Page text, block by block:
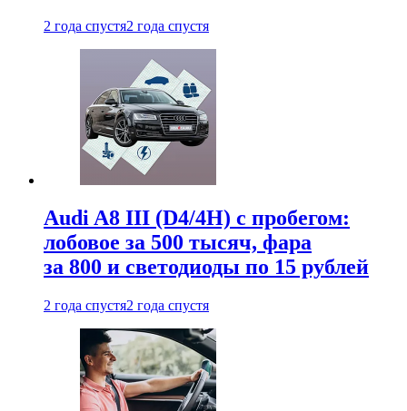
2 года спустя2 года спустя
Audi A8 III (D4/4H) c пробегом:
лобовое за 500 тысяч, фара
за 800 и светодиоды по 15 рублей
2 года спустя2 года спустя